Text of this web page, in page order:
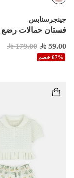
جينجرسنابس
فستان حمالات رضع
59.00
179.00
67% خصم